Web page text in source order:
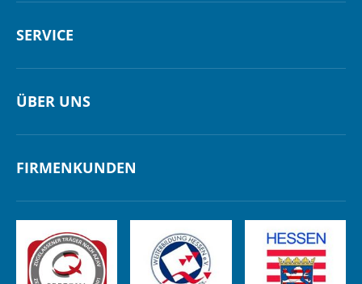
SERVICE
ÜBER UNS
FIRMENKUNDEN